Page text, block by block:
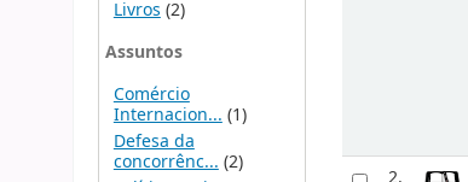
Livros (2)
Assuntos
Comércio
Internacion... (1)
Defesa da
concorrênc... (2)